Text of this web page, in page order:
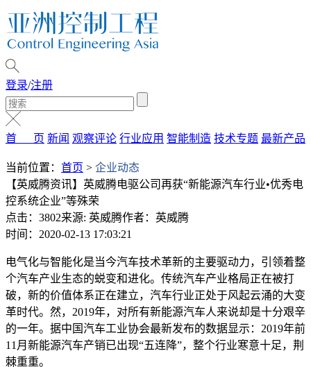
登录/注册
首 页 新闻 观察评论 行业应用 智能制造 技术专题 最新产品
当前位置： 首页 > 企业动态
【英威腾资讯】英威腾电驱公司再获“新能源汽车行业•优秀电
控系统企业”等殊荣
点击：3802来源: 英威腾作者：英威腾
时间：2020-02-13 17:03:21
电气化与智能化是当今汽车技术革新的主要驱动力，引领着整
个汽车产业生态的蜕变和进化。传统汽车产业格局正在被打
破，新的价值体系正在建立，汽车行业正处于风起云涌的大变
革时代。然，2019年，对所有新能源汽车人来说却是十分艰辛
的一年。据中国汽车工业协会最新发布的数据显示：2019年前
11月新能源汽车产销已出现“五连降”，整个行业寒意十足，荆
棘重重。